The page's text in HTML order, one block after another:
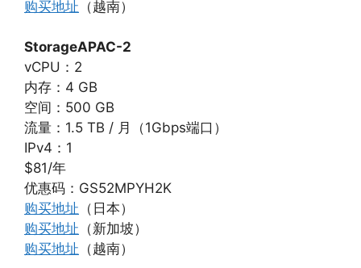
购买地址 （越南）
StorageAPAC-2
vCPU：2
内存：4 GB
空间：500 GB
流量：1.5 TB / 月（1Gbps端口）
IPv4：1
$81/年
优惠码：GS52MPYH2K
购买地址 （日本）
购买地址 （新加坡）
购买地址 （越南）